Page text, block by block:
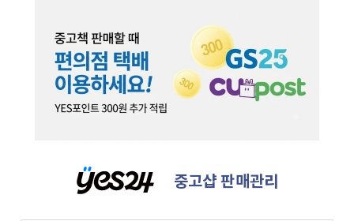
중고샵 판매관리